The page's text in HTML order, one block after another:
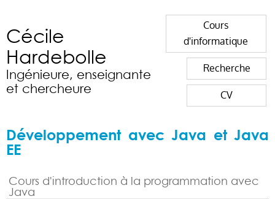
Cécile
Hardebolle
Ingénieure, enseignante
et chercheure
Cours
d'informatique
Recherche
CV
Développement avec Java et Java
EE
Cours d'introduction à la programmation avec
Java